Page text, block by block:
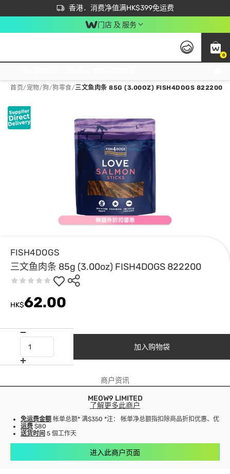
香港．消费净值满HK$399免运费
立即成为易赏钱会员尽享独家优惠
首次APP下单买满$450 输入 NEWAPP 即减$50
门店 及 服务
0
首页/ 宠物/狗/狗零食/三文鱼肉条 85G (3.00OZ) FISH4DOGS 822200
FISH4DOGS
三文鱼肉条 85g (3.00oz) FISH4DOGS 822200
HK$62.00
加入购物袋
商户资讯
MEOW9 LIMITED
了解更多此商户
免运费金额 帐单总额* 满$350 *注： 帐单净总额指扣除商品折扣优惠、优惠
运费 $80
送货时间 5 個工作天
进入此商户页面